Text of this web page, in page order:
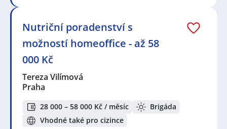
Nutriční poradenství s
možností homeoffice - až 58
000 Kč
Tereza Vilímová
Praha
28 000 – 58 000 Kč / měsíc
Brigáda
Vhodné také pro cizince